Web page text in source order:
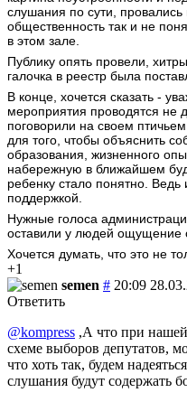
слушания по сути,
общественность так и не
в этом зале.
Публику опять провели,
галочка в реестр была
В конце, хочется сказать -
мероприятия проводятся не
поговорили на своем
для того, чтобы объяснить
образования, жизненного
набережную в ближайшем
ребенку стало понятно. Ведь
поддержкой.
Нужные голоса
оставили у людей ощущение
Хочется думать, что это не
+1
semen # 20:09
Ответить
@kompress ,А что при
схеме выборов депутатов,
что хоть так, будем
слушания будут содержать